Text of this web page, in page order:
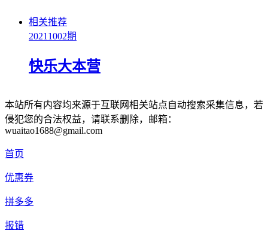
相关推荐
20211002期
快乐大本营
本站所有内容均来源于互联网相关站点自动搜索采集信息，若
侵犯您的合法权益，请联系删除，邮箱：
wuaitao1688@gmail.com
首页
优惠券
拼多多
报错